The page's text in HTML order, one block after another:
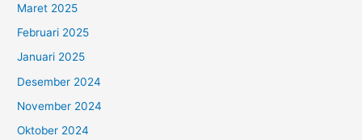
Maret 2025
Februari 2025
Januari 2025
Desember 2024
November 2024
Oktober 2024